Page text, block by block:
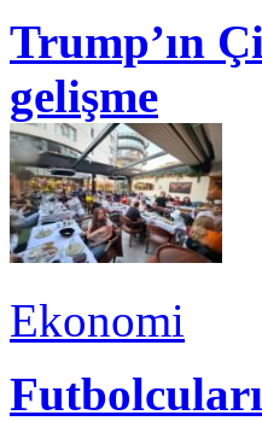
Trump’ın
gelişme
Ekonomi